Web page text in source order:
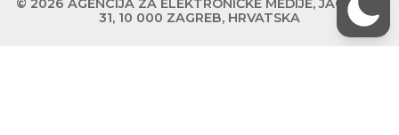
© 2026 AGENCIJA ZA ELEKTRONIČKE MEDIJE, JAGIĆEVA
31, 10 000 ZAGREB, HRVATSKA